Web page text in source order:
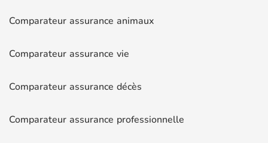
Comparateur assurance animaux
Comparateur assurance vie
Comparateur assurance décès
Comparateur assurance professionnelle